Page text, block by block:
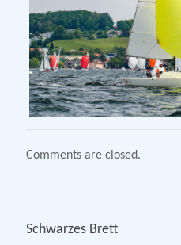
Comments are closed.
Schwarzes Brett